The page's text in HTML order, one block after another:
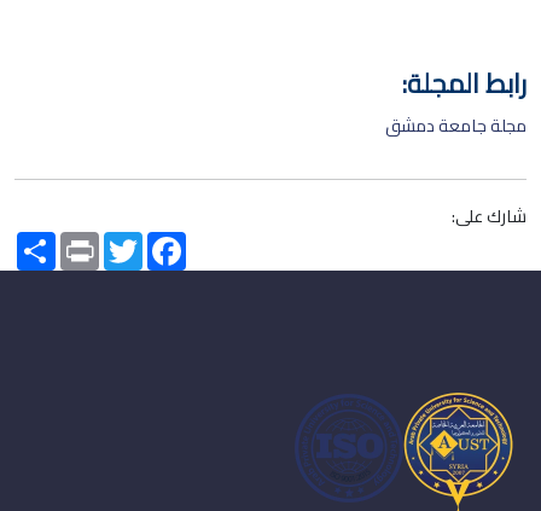
رابط المجلة:
مجلة جامعة دمشق
شارك على:
Share PrintTwitterFacebook